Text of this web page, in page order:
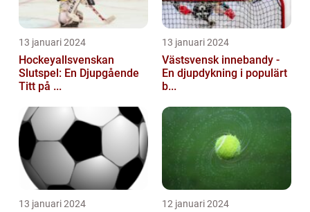
13 januari 2024
Hockeyallsvenskan
Slutspel: En Djupgående
Titt på ...
13 januari 2024
Västsvensk innebandy -
En djupdykning i populärt
b...
13 januari 2024 12 januari 2024